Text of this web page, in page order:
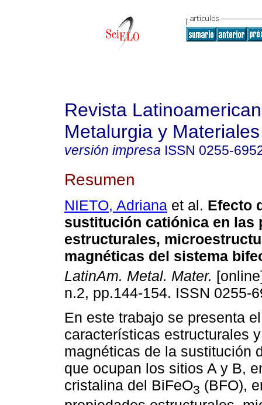
Revista
Metalurgia y Materiales
versión impresa ISSN 0255-
Resumen
NIETO, Adriana et al. Efecto
sustitución catiónica en las
estructurales,
magnéticas del sistema
LatinAm. Metal. Mater.
n.2, pp.144-154. ISSN 0255-
En este trabajo se presenta
características estructurales
magnéticas de la sustitución
que ocupan los sitios A y B,
cristalina del BiFeO3 (BFO),